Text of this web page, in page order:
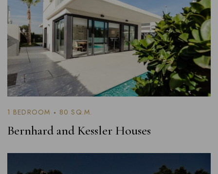
1 BEDROOM 80 SQ.M.
Bernhard and Kessler Houses